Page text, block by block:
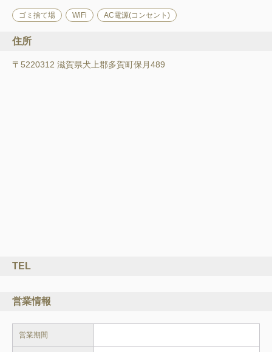
ゴミ捨て場 WiFi AC電源(コンセント)
住所
〒5220312 滋賀県犬上郡多賀町保月489
TEL
営業情報
営業期間